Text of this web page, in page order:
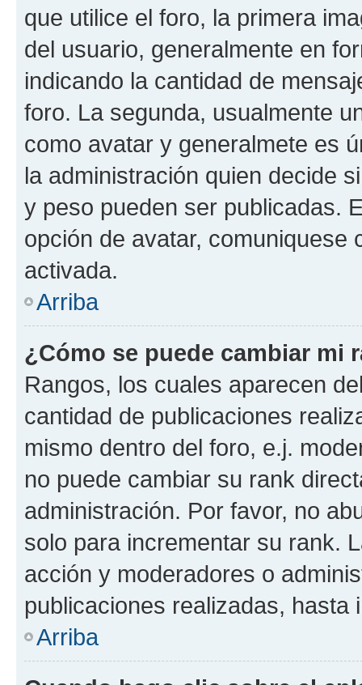
que utilice el foro, la primera
del usuario, generalmente en
indicando la cantidad de
foro. La segunda, usualmente
como avatar y generalmete es
la administración quien decide
y peso pueden ser publicadas.
opción de avatar, comuniquese
activada.
Arriba
¿Cómo se puede cambiar mi
Rangos, los cuales aparecen
cantidad de publicaciones
mismo dentro del foro, e.j.
no puede cambiar su rank
administración. Por favor, no
solo para incrementar su rank.
acción y moderadores o
publicaciones realizadas, hasta
Arriba